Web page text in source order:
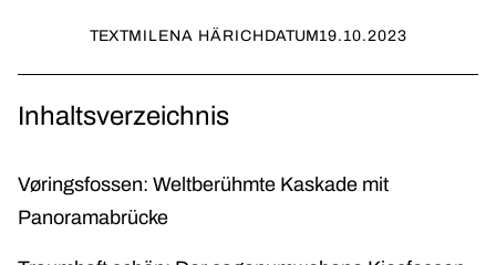
TEXTMILENA HÄRICH DATUM19.10.2023
Inhaltsverzeichnis
Vøringsfossen: Weltberühmte Kaskade mit
Panoramabrücke